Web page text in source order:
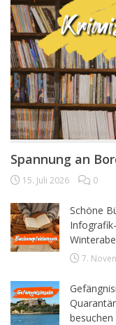
Spannung an
15. Juli 2026 0
Schöne
7.